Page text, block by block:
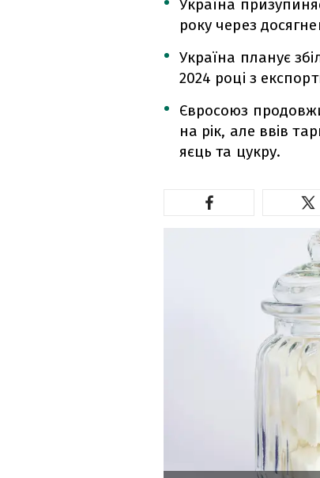
Україна
року через
Україна планує
2024 році з
Євросоюз
на рік, але ввів
яєць та цукру.